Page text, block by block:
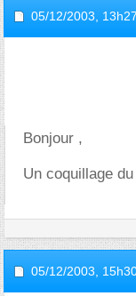
05/12/2003,
Bonjour ,
Un coquillage
05/12/2003,